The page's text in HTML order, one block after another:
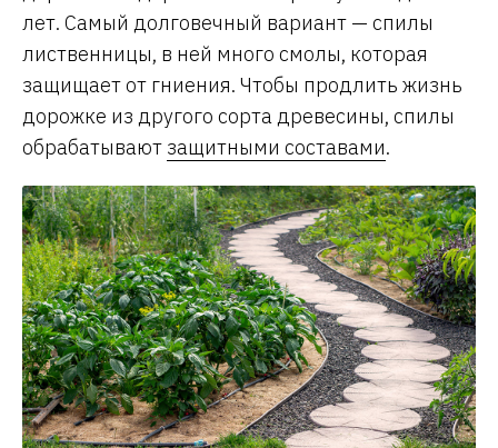
лет. Самый долговечный вариант — спилы
лиственницы, в ней много смолы, которая
защищает от гниения. Чтобы продлить жизнь
дорожке из другого сорта древесины, спилы
обрабатывают защитными составами.